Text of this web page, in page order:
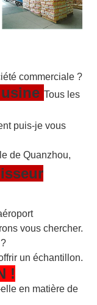
commerciale ?
Tous les
puis-je vous
de Quanzhou,
vous chercher.
un échantillon.
!
en matière de